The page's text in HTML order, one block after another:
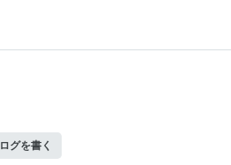
グを書く